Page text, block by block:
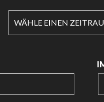
WÄHLE EINEN